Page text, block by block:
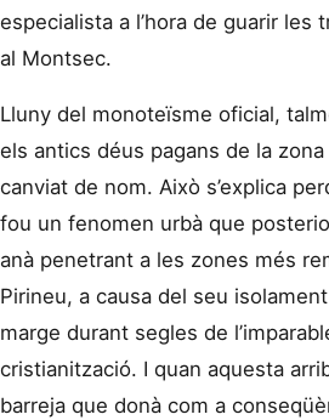
especialista a l’hora de guarir les
al Montsec.
Lluny del monoteïsme oficial,
els antics déus pagans de la
canviat de nom. Això s’explica
fou un fenomen urbà que
anà penetrant a les zones més
Pirineu, a causa del seu
marge durant segles de
cristianització. I quan aquesta
barreja que donà com a